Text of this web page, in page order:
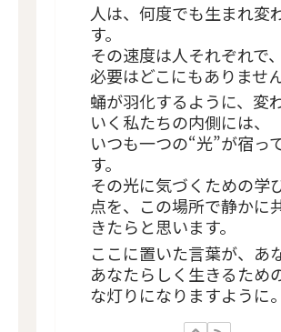
人は、何度でも生まれ変
す。
その速度は人それぞれで
必要はどこにもありません
蛹が羽化するように、変
いく私たちの内側には、
いつも一つの“光”が宿っ
す。
その光に気づくための学
点を、この場所で静かに
きたらと思います。
ここに置いた言葉が、あ
あなたらしく生きるため
な灯りになりますように。